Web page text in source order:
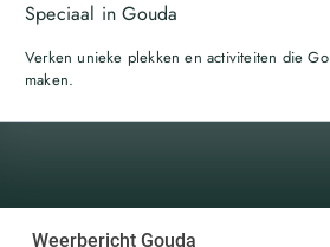
Speciaal in Gouda
Verken unieke plekken en activiteiten die
maken.